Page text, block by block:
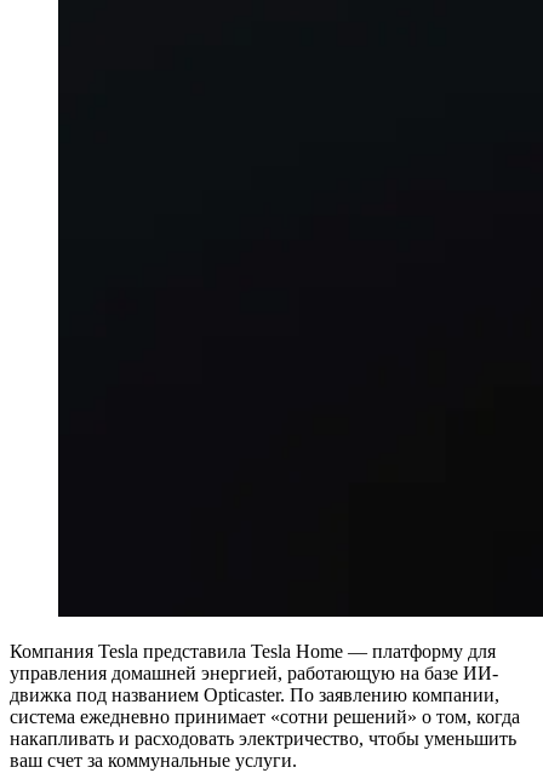
Компания Tesla представила Tesla Home — платформу для
управления домашней энергией, работающую на базе ИИ-
движка под названием Opticaster. По заявлению компании,
система ежедневно принимает «сотни решений» о том, когда
накапливать и расходовать электричество, чтобы уменьшить
ваш счет за коммунальные услуги.